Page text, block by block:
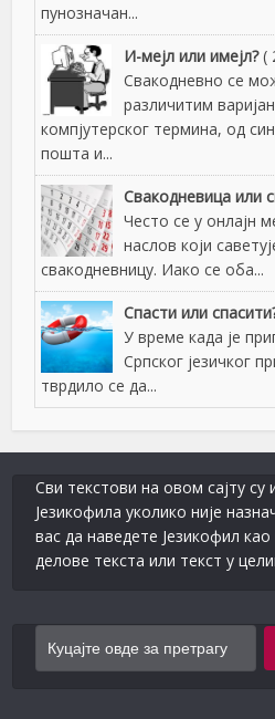
пунозначан...
И-мејл или имејл? (
Свакодневно се
различитим
компјутерског термина, од
пошта и...
Свакодневица или
Често се у онлајн
наслов који
свакодневницу. Иако се оба...
Спасти или
У време када је
Српског језичког
тврдило се да...
Сви текстови на овом сајту су
Језикофила уколико није
вас да наведете Језикофил
делове текста или текст у